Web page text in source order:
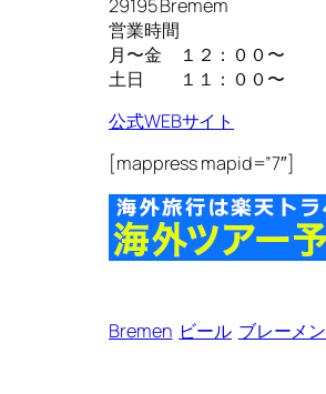
29195 Bremem
営業時間
月〜金 １２：００〜
土日 １１：００〜
公式WEBサイト
[mappress mapid=”7″]
Bremen ビール ブレーメン